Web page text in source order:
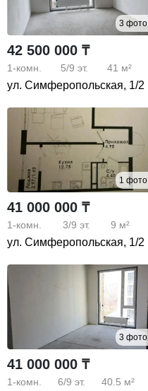
3 фото
42 500 000 ₸
1-комн. 5/9 эт. 41 м²
ул. Симферопольская, 1/2
1 фото
41 000 000 ₸
1-комн. 3/9 эт. 9 м²
ул. Симферопольская, 1/2
3 фото
41 000 000 ₸
1-комн. 6/9 эт. 40.5 м²